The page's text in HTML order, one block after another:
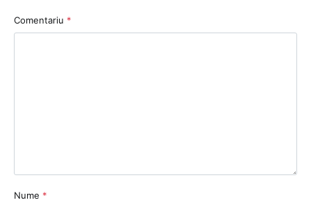
Comentariu *
Nume *